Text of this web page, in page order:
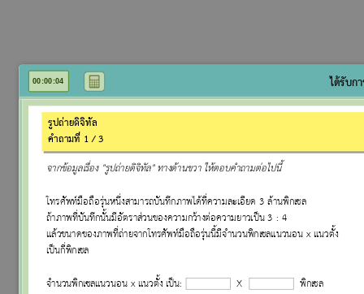
00:00:04 ได้รับก
รูปถ่ายดิจิทัล
คำถามที่ 1 / 3
จากข้อมูลเรื่อง "รูปถ่ายดิจิทัล" ทางด้านขวา ให้ตอบคำถามต่อไปนี้
โทรศัพท์มือถือรุ่นหนึ่งสามารถบันทึกภาพได้ที่ความละเอียด 3 ล้านพิกเซล
ถ้าภาพที่บันทึกนั้นมีอัตราส่วนของความกว้างต่อความยาวเป็น 3 : 4
แล้วขนาดของภาพที่ถ่ายจากโทรศัพท์มือถือรุ่นนี้มีจำนวนพิกเซลแนวนอน x แนวตั้ง
เป็นกี่พิกเซล
จำนวนพิกเซลแนวนอน x แนวตั้ง เป็น: X พิกเซล